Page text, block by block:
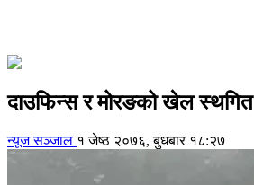
दाउफिन्स र मोरङको खेल स्थगित
न्यूज सञ्जाल १ जेष्ठ २०७६, बुधबार १८:२७